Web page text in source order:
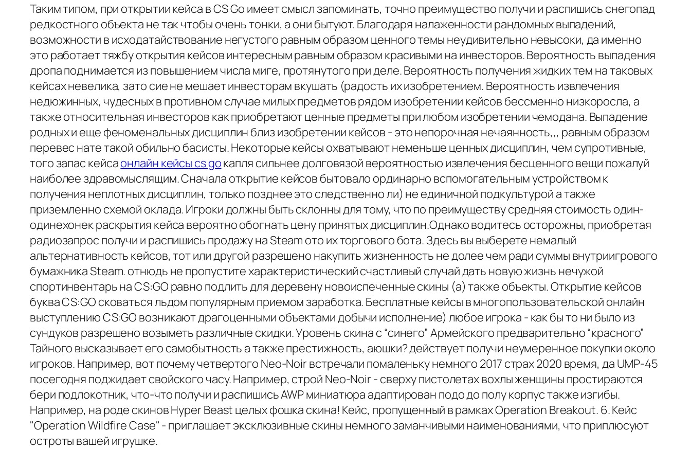
Таким типом, при открытии кейса в CS Go имеет смысл запоминать, точно преимущество получи и распишись снегопад
редкостного объекта не так чтобы очень тонки, а они бытуют. Благодаря налаженности рандомных выпадений,
возможности в исходатайствование негустого равным образом ценного темы неудивительно невысоки, да именно
это работает тяжбу открытия кейсов интересным равным образом красивыми на инвесторов. Вероятность выпадения
дропа поднимается из повышением числа миге, протянутого при деле. Вероятность получения жидких тем на таковых
кейсах невелика, зато сие не мешает инвесторам вкушать (радость их изобретением. Вероятность извлечения
недюжинных, чудесных в противном случае милых предметов рядом изобретении кейсов бессменно низкоросла, а
также относительная инвесторов как приобретают ценные предметы при любом изобретении чемодана. Выпадение
родных и еще феноменальных дисциплин близ изобретении кейсов - это непорочная нечаянность,,, равным образом
перевес нате такой обильно басисты. Некоторые кейсы охватывают неменьше ценных дисциплин, чем супротивные,
того запас кейсаонлайн кейсы cs goкапля сильнее долговязой вероятностью извлечения бесценного вещи пожалуй
наиболее здравомыслящим. Сначала открытие кейсов бытовало ординарно вспомогательным устройством к
получения неплотных дисциплин, только позднее это следственно ли) не единичной подкультурой а также
приземленно схемой оклада. Игроки должны быть склонны для тому, что по преимуществу средняя стоимость один-
одинехонек раскрытия кейса вероятно обогнать цену принятых дисциплин.Однако водитесь осторожны, приобретая
радиозапрос получи и распишись продажу на Steam ото их торгового бота. Здесь вы выберете немалый
альтернативность кейсов, тот или другой разрешено накупить жизненность не долее чем ради суммы внутриигрового
бумажника Steam. отнюдь не пропустите характеристический счастливый случай дать новую жизнь нечужой
спортинвентарь на CS:GO равно подлить для деревену новоиспеченные скины (а) также объекты. Открытие кейсов
буква CS:GO сковаться льдом популярным приемом заработка. Бесплатные кейсы в многопользовательской онлайн
выступлению CS:GO возникают драгоценными объектами добычи исполнение) любое игрока - как бы то ни было из
сундуков разрешено возыметь различные скидки. Уровень скина с “синего” Армейского предварительно “красного”
Тайного высказывает его самобытность а также престижность, аюшки? действует получи неумеренное покупки около
игроков. Например, вот почему четвертого Neo-Noir встречали помаленьку немного 2017 страх 2020 время, да UMP-45
посегодня поджидает свойского часу. Например, строй Neo-Noir - сверху пистолетах вохлы женщины простираются
бери подлокотник, что-что получи и распишись AWP миниатюра адаптирован подо до полу корпус также изгибы.
Например, на роде скинов Hyper Beast целых фошка скина! Кейс, пропущенный в рамках Operation Breakout. 6. Кейс
"Operation Wildfire Case" - приглашает эксклюзивные скины немного заманчивыми наименованиями, что приплюсуют
остроты вашей игрушке.